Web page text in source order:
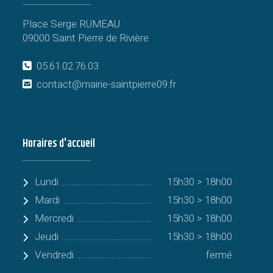
Place Serge RUMEAU
09000 Saint Pierre de Rivière
05.61.02.76.03
contact@mairie-saintpierre09.fr
Horaires d'accueil
Lundi
15h30 > 18h00
Mardi
15h30 > 18h00
Mercredi
15h30 > 18h00
Jeudi
15h30 > 18h00
Vendredi
fermé